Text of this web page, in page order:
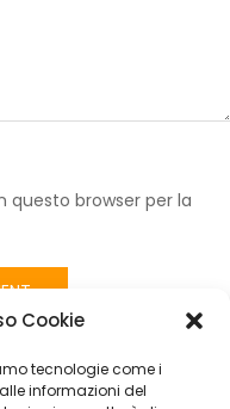
Cookie
tecnologie come i
informazioni del
questo browser per la
Classic 100×140